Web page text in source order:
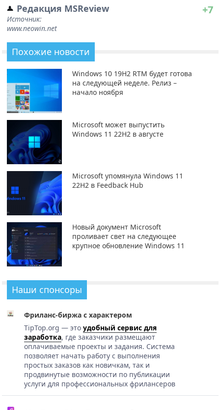
Редакция MSReview
Источник:
www.neowin.net
+7
Похожие новости
Windows 10 19H2 RTM будет готова
на следующей неделе. Релиз –
начало ноября
Microsoft может выпустить
Windows 11 22H2 в августе
Microsoft упомянула Windows 11
22H2 в Feedback Hub
Новый документ Microsoft
проливает свет на следующее
крупное обновление Windows 11
Наши спонсоры
Фриланс-биржа с характером
TipTop.org — это удобный сервис для
заработка, где заказчики размещают
оплачиваемые проекты и задания. Система
позволяет начать работу с выполнения
простых заказов как новичкам, так и
продвинутые возможности по публикации
услуги для профессиональных фрилансеров